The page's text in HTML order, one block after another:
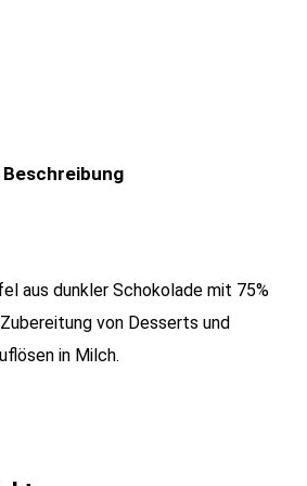
Beschreibung
aus dunkler Schokolade mit 75%
von Desserts und
in Milch.